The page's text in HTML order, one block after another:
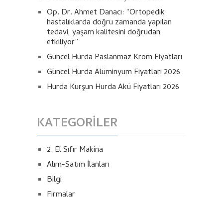
Op. Dr. Ahmet Danacı: “Ortopedik
hastalıklarda doğru zamanda yapılan
tedavi, yaşam kalitesini doğrudan
etkiliyor”
Güncel Hurda Paslanmaz Krom Fiyatları
Güncel Hurda Alüminyum Fiyatları 2026
Hurda Kurşun Hurda Akü Fiyatları 2026
KATEGORILER
2. El Sıfır Makina
Alım-Satım İlanları
Bilgi
Firmalar